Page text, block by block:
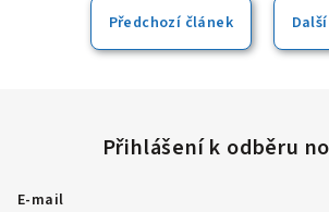
zařízení pouze zapnout a můžete ihned
Předchozí článek
E-mail